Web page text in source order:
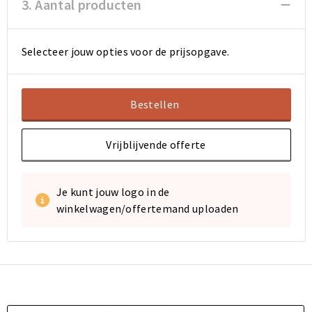
Sporttassen
Heuptassen
Sporttassen
Heuptassen
3. Aantal producten
Selecteer jouw opties voor de prijsopgave.
Bestellen
Vrijblijvende offerte
Je kunt jouw logo in de
winkelwagen/offertemand uploaden